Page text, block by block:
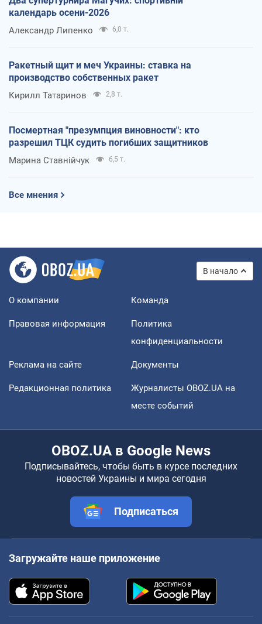
календарь осени-2026
Александр Липенко 6,0 т.
Ракетный щит и меч Украины: ставка на
производство собственных ракет
Кирилл Татаринов 2,8 т.
Посмертная "презумпция виновности": кто
разрешил ТЦК судить погибших защитников
Марина Ставнійчук 6,5 т.
Все мнения
В начало
О компании Команда
Правовая информация
Политика
конфиденциальности
Реклама на сайте Документы
Редакционная политика
Журналисты OBOZ.UA на
месте событий
OBOZ.UA в Google News
Подписывайтесь, чтобы быть в курсе последних
новостей Украины и мира сегодня
Подписаться
Загружайте наше приложение